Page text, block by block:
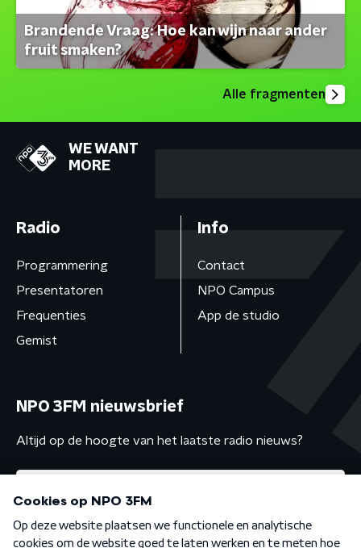
Brandende Vraag: Hoe kan wijn naar ander
fruit smaken?
Alle fragmenten
WE WANT
MORE
Radio
Programmering
Presentatoren
Frequenties
Gemist
Info
Contact
NPO Campus
App de studio
NPO 3FM nieuwsbrief
Altijd op de hoogte van het laatste radio nieuws?